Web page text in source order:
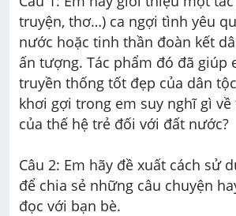
truyện, thơ…) ca ngợi tình yêu
nước hoặc tinh thần đoàn kết
ấn tượng. Tác phẩm đó đã giúp
truyền thống tốt đẹp của dân
khơi gợi trong em suy nghĩ gì
của thế hệ trẻ đối với đất nước?
Câu 2: Em hãy đề xuất cách sử
để chia sẻ những câu chuyện
đọc với bạn bè.